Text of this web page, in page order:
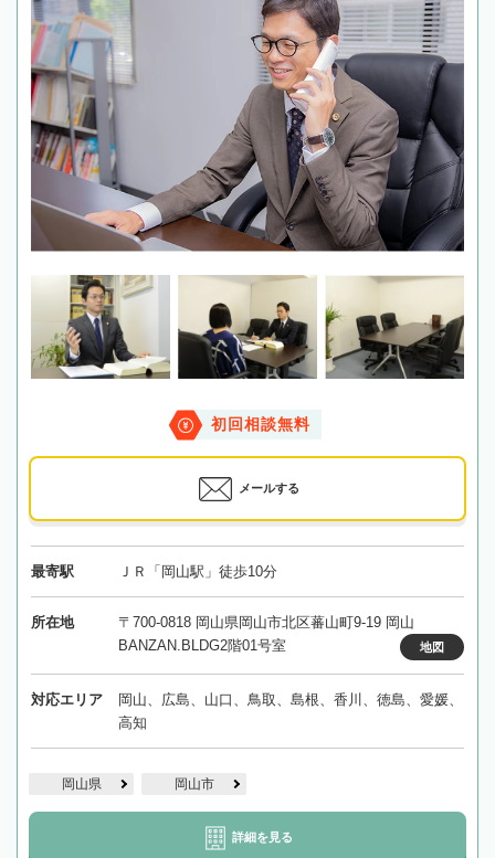
初回相談無料
メールする
最寄駅 ＪＲ「岡山駅」徒歩10分
所在地
〒700-0818 岡山県岡山市北区蕃山町9-19 岡山
BANZAN.BLDG2階01号室
地図
対応エリア
岡山、広島、山口、鳥取、島根、香川、徳島、愛媛、
高知
岡山県 岡山市
詳細を見る